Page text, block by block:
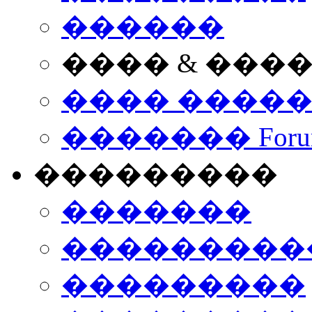
������
���� &
����
�������
���������
�������
���������